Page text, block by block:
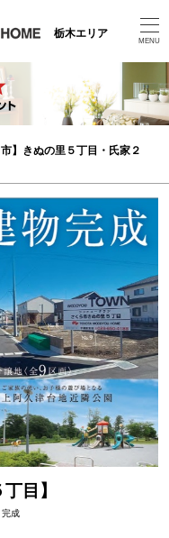
栃木エリア
MENU
市】きぬの里５丁目・氏家２
目】
成